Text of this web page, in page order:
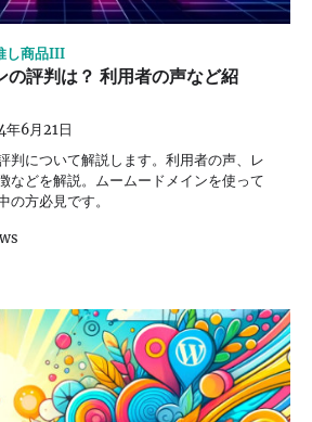
し商品III
の評判は？ 利用者の声など紹
年6月21日
判について解説します。利用者の声、レ
などを解説。ムームードメインを使って
の方必見です。